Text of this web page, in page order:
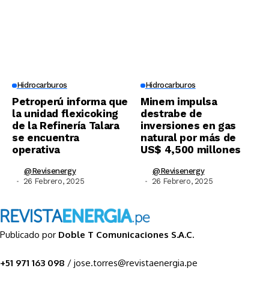
Hidrocarburos
Petroperú informa que
la unidad flexicoking
de la Refinería Talara
se encuentra
operativa
@revisenergy
26 Febrero, 2025
Hidrocarburos
Minem impulsa
destrabe de
inversiones en gas
natural por más de
US$ 4,500 millones
@revisenergy
26 Febrero, 2025
Publicado por Doble T Comunicaciones S.A.C.
+51 971 163 098 / jose.torres@revistaenergia.pe